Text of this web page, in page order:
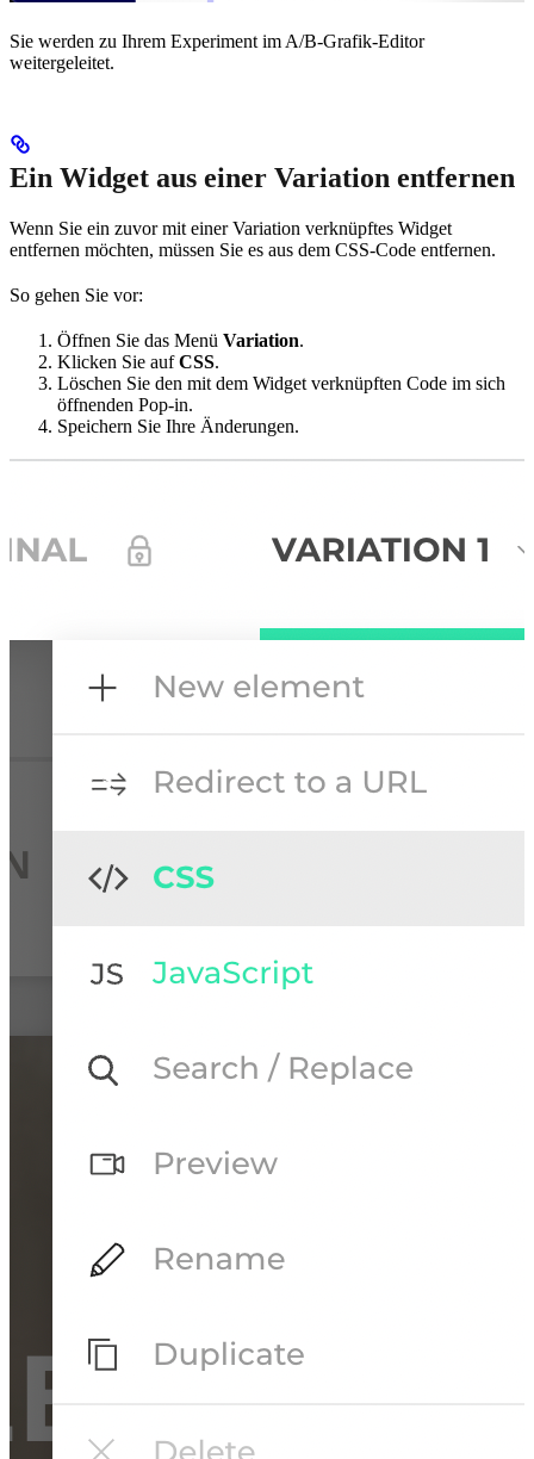
Sie werden zu Ihrem Experiment im A/B-Grafik-Editor
weitergeleitet.
Ein Widget aus einer Variation entfernen
Wenn Sie ein zuvor mit einer Variation verknüpftes Widget
entfernen möchten, müssen Sie es aus dem CSS-Code entfernen.
So gehen Sie vor:
Öffnen Sie das Menü Variation.
Klicken Sie aufCSS.
Löschen Sie den mit dem Widget verknüpften Code im sich
öffnenden Pop-in.
Speichern Sie Ihre Änderungen.